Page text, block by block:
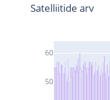
50
60
Satelliitide arv